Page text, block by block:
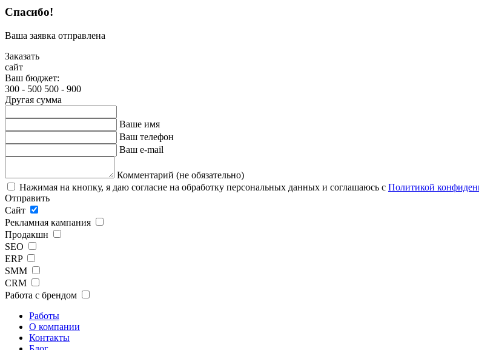
Спасибо!
Ваша заявка отправлена
Заказать
сайт
Ваш бюджет:
300 - 500 500 - 900
Другая сумма
Ваше имя
Ваш телефон
Ваш e-mail
Комментарий (не обязательно)
Нажимая на кнопку, я даю согласие на обработку персональных данных и соглашаюсь с Политикой
Отправить
Сайт
Рекламная кампания
Продакшн
SEO
ERP
SMM
CRM
Работа с брендом
Работы
О компании
Контакты